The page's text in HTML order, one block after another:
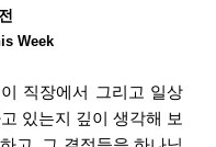
Week
직장에서 그리고 일상
있는지 깊이 생각해 보